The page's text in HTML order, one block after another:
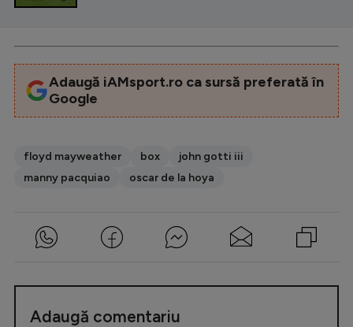
Adaugă iAMsport.ro ca sursă preferată în
Google
floyd mayweather box
john gotti iii
manny pacquiao
oscar de la hoya
Adaugă comentariu